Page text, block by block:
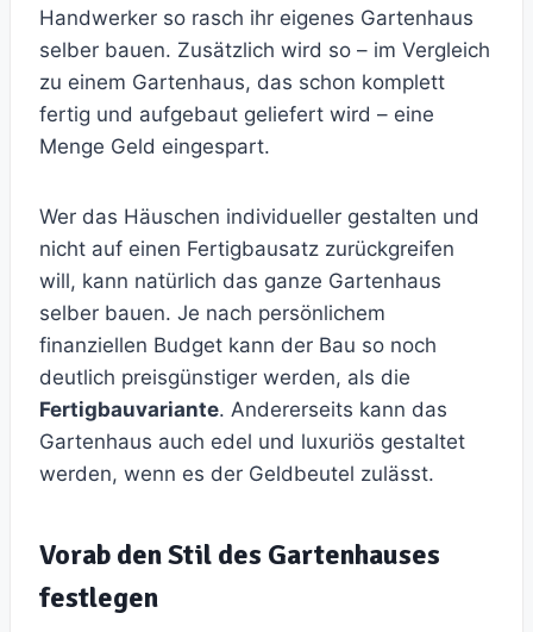
Handwerker so rasch ihr eigenes Gartenhaus
selber bauen. Zusätzlich wird so – im Vergleich
zu einem Gartenhaus, das schon komplett
fertig und aufgebaut geliefert wird – eine
Menge Geld eingespart.
Wer das Häuschen individueller gestalten und
nicht auf einen Fertigbausatz zurückgreifen
will, kann natürlich das ganze Gartenhaus
selber bauen. Je nach persönlichem
finanziellen Budget kann der Bau so noch
deutlich preisgünstiger werden, als die
Fertigbauvariante. Andererseits kann das
Gartenhaus auch edel und luxuriös gestaltet
werden, wenn es der Geldbeutel zulässt.
Vorab den Stil des Gartenhauses
festlegen